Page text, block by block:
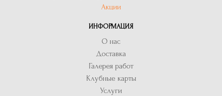
Акции
ИНФОРМАЦИЯ
О нас
Доставка
Галерея работ
Клубные карты
Услуги